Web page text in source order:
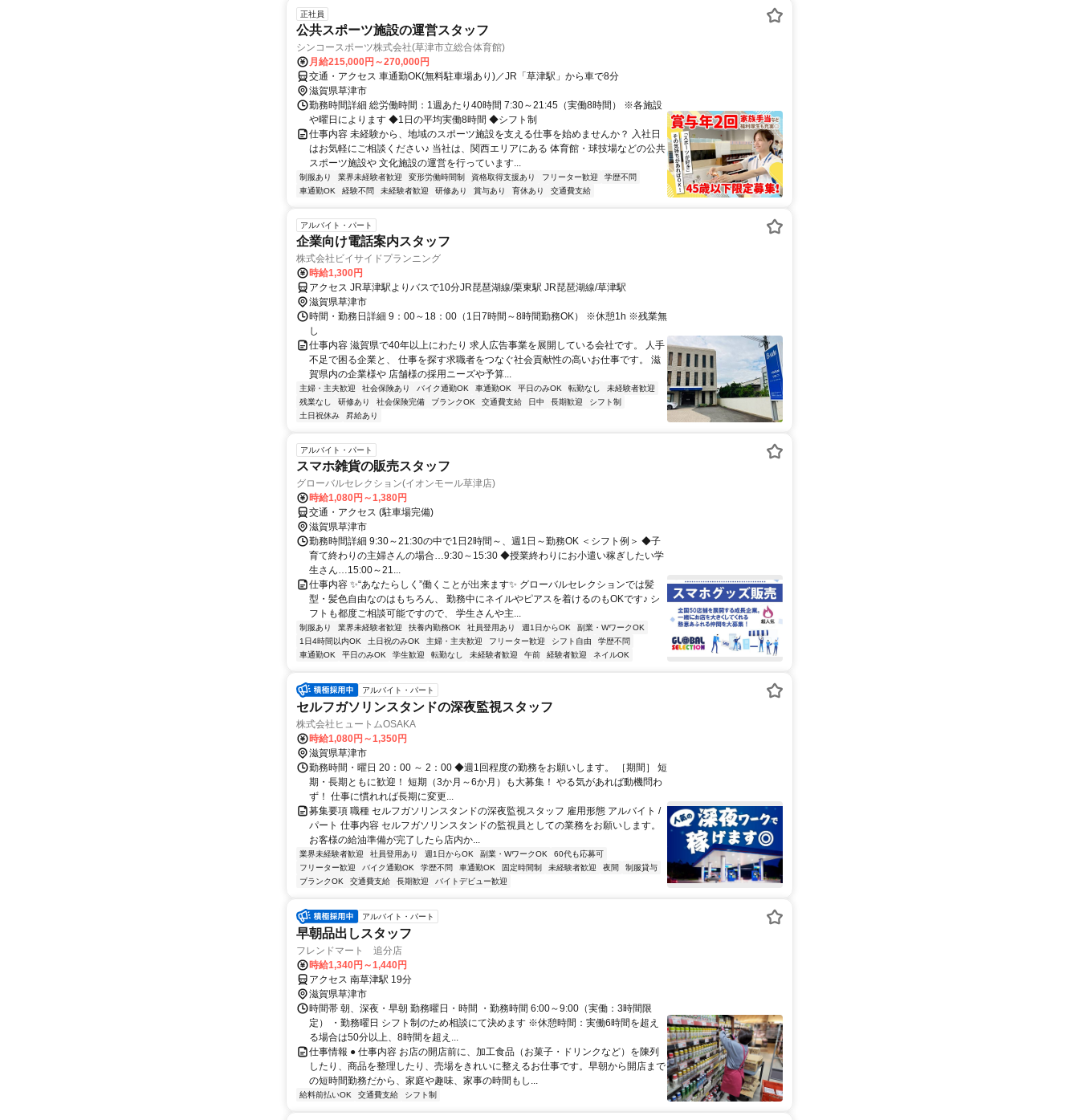
正社員
公共スポーツ施設の運営スタッフ
シンコースポーツ株式会社(草津市立総合体育館)
月給215,000円～270,000円
交通・アクセス 車通勤OK(無料駐車場あり)／JR「草津駅」から車で8分
滋賀県草津市
勤務時間詳細 総労働時間：1週あたり40時間 7:30～21:45（実働8時間） ※各施設
や曜日によります ◆1日の平均実働8時間 ◆シフト制
仕事内容 未経験から、地域のスポーツ施設を支える仕事を始めませんか？ 入社日
はお気軽にご相談ください♪ 当社は、関西エリアにある 体育館・球技場などの公共
スポーツ施設や 文化施設の運営を行っています...
制服あり 業界未経験者歓迎 変形労働時間制 資格取得支援あり フリーター歓迎
学歴不問
車通勤OK
経験不問 未経験者歓迎 研修あり 賞与あり 育休あり 交通費支給
アルバイト・パート
企業向け電話案内スタッフ
株式会社ビイサイドプランニング
時給1,300円
アクセス JR草津駅よりバスで10分JR琵琶湖線/栗東駅 JR琵琶湖線/草津駅
滋賀県草津市
時間・勤務日詳細 9：00～18：00（1日7時間～8時間勤務OK） ※休憩1h ※残業無
し
仕事内容 滋賀県で40年以上にわたり 求人広告事業を展開している会社です。 人手
不足で困る企業と、 仕事を探す求職者をつなぐ社会貢献性の高いお仕事です。 滋
賀県内の企業様や 店舗様の採用ニーズや予算...
主婦・主夫歓迎 社会保険あり バイク通勤OK 車通勤OK 平日のみOK 転勤なし
未経験者歓迎
残業なし
研修あり 社会保険完備 ブランクOK 交通費支給 日中 長期歓迎
シフト制
土日祝休み
昇給あり
アルバイト・パート
スマホ雑貨の販売スタッフ
グローバルセレクション(イオンモール草津店)
時給1,080円～1,380円
交通・アクセス (駐車場完備)
滋賀県草津市
勤務時間詳細 9:30～21:30の中で1日2時間～、週1日～勤務OK ＜シフト例＞ ◆子
育て終わりの主婦さんの場合…9:30～15:30 ◆授業終わりにお小遣い稼ぎしたい学
生さん…15:00～21...
仕事内容 ✨“あなたらしく”働くことが出来ます✨ グローバルセレクションでは髪
型・髪色自由なのはもちろん、 勤務中にネイルやピアスを着けるのもOKです♪ シ
フトも都度ご相談可能ですので、 学生さんや主...
制服あり 業界未経験者歓迎 扶養内勤務OK 社員登用あり 週1日からOK
副業・WワークOK
1日4時間以内OK
土日祝のみOK 主婦・主夫歓迎 フリーター歓迎 シフト自由
学歴不問
車通勤OK
平日のみOK 学生歓迎 転勤なし 未経験者歓迎 午前 経験者歓迎 ネイルOK
アルバイト・パート
セルフガソリンスタンドの深夜監視スタッフ
株式会社ヒュートムOSAKA
時給1,080円～1,350円
滋賀県草津市
勤務時間・曜日 20：00 ～ 2：00 ◆週1回程度の勤務をお願いします。 ［期間］ 短
期・長期ともに歓迎！ 短期（3か月～6か月）も大募集！ やる気があれば動機問わ
ず！ 仕事に慣れれば長期に変更...
募集要項 職種 セルフガソリンスタンドの深夜監視スタッフ 雇用形態 アルバイト /
パート 仕事内容 セルフガソリンスタンドの監視員としての業務をお願いします。
お客様の給油準備が完了したら店内か...
業界未経験者歓迎 社員登用あり 週1日からOK 副業・WワークOK
60代も応募可
フリーター歓迎
バイク通勤OK 学歴不問 車通勤OK 固定時間制 未経験者歓迎 夜間
制服貸与
ブランクOK
交通費支給 長期歓迎 バイトデビュー歓迎
アルバイト・パート
早朝品出しスタッフ
フレンドマート 追分店
時給1,340円～1,440円
アクセス 南草津駅 19分
滋賀県草津市
時間帯 朝、深夜・早朝 勤務曜日・時間 ・勤務時間 6:00～9:00（実働：3時間限
定） ・勤務曜日 シフト制のため相談にて決めます ※休憩時間：実働6時間を超え
る場合は50分以上、8時間を超え...
仕事情報 ● 仕事内容 お店の開店前に、加工食品（お菓子・ドリンクなど）を陳列
したり、商品を整理したり、売場をきれいに整えるお仕事です。早朝から開店まで
の短時間勤務だから、家庭や趣味、家事の時間もし...
給料前払いOK 交通費支給 シフト制